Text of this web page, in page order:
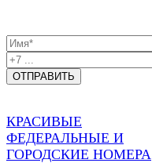
КРАСИВЫЕ
ФЕДЕРАЛЬНЫЕ И
ГОРОДСКИЕ НОМЕРА